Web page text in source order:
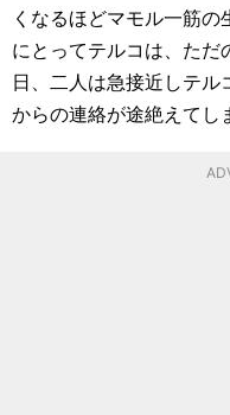
くなるほどマモル一筋
にとってテルコは、ただ
日、二人は急接近しテ
からの連絡が途絶えてし